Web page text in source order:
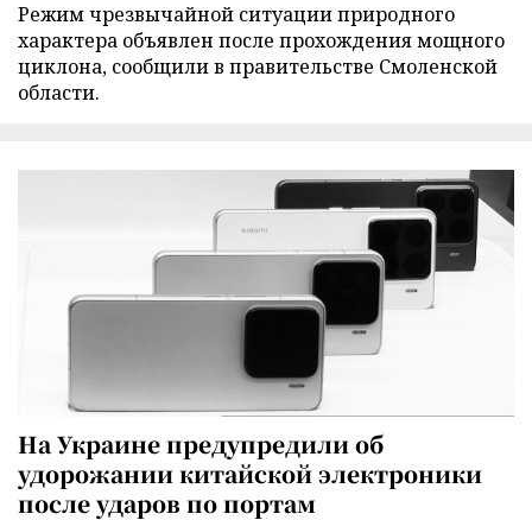
Режим чрезвычайной ситуации природного
характера объявлен после прохождения мощного
циклона, сообщили в правительстве Смоленской
области.
На Украине предупредили об
удорожании китайской электроники
после ударов по портам